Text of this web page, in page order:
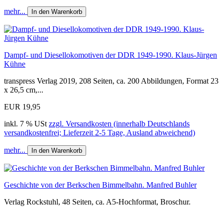
mehr... In den Warenkorb
Dampf- und Diesellokomotiven der DDR 1949-1990. Klaus-Jürgen
Kühne
transpress Verlag 2019, 208 Seiten, ca. 200 Abbildungen, Format 23
x 26,5 cm,...
EUR 19,95
inkl. 7 % USt zzgl. Versandkosten (innerhalb Deutschlands
versandkostenfrei; Lieferzeit 2-5 Tage, Ausland abweichend)
mehr... In den Warenkorb
Geschichte von der Berkschen Bimmelbahn. Manfred Buhler
Verlag Rockstuhl, 48 Seiten, ca. A5-Hochformat, Broschur.